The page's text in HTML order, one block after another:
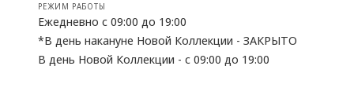
РЕЖИМ РАБОТЫ
Ежедневно с 09:00 до 19:00
*В день накануне Новой Коллекции - ЗАКРЫТО
В день Новой Коллекции - с 09:00 до 19:00